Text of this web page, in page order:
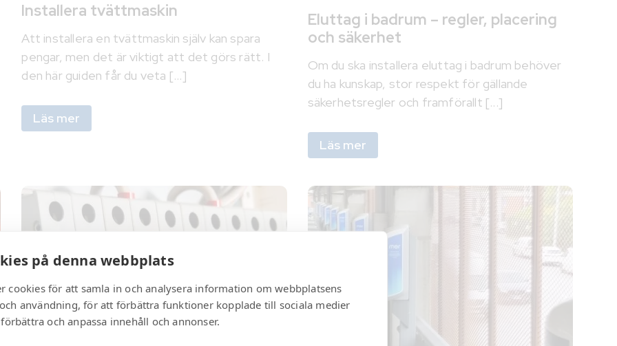
på denna webbplats
cookies för att samla in och analysera information om webbplatsens
användning, för att förbättra funktioner kopplade till sociala medier
och anpassa innehåll och annonser.
Installera tvättmaskin
Att installera en tvättmaskin själv kan spara
pengar, men det är viktigt att det görs rätt. I
den här guiden får du veta [...]
Läs mer
Eluttag i badrum – regler, placering
och säkerhet
Om du ska installera eluttag i badrum behöver
du ha kunskap, stor respekt för gällande
säkerhetsregler och framförallt [...]
Läs mer